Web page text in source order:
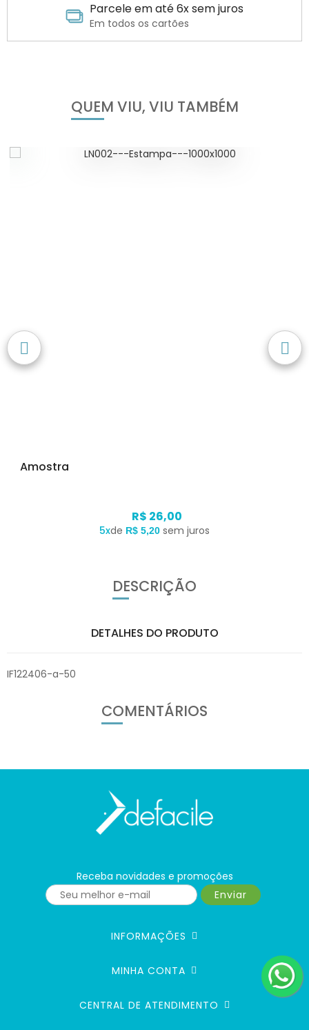
Parcele em até 6x sem juros
Em todos os cartões
QUEM VIU, VIU TAMBÉM
Amostra
R$ 26,00
5xde R$ 5,20 sem juros
DESCRIÇÃO
DETALHES DO PRODUTO
IF122406-a-50
COMENTÁRIOS
Receba novidades e promoções
Enviar
INFORMAÇÕES
MINHA CONTA
CENTRAL DE ATENDIMENTO